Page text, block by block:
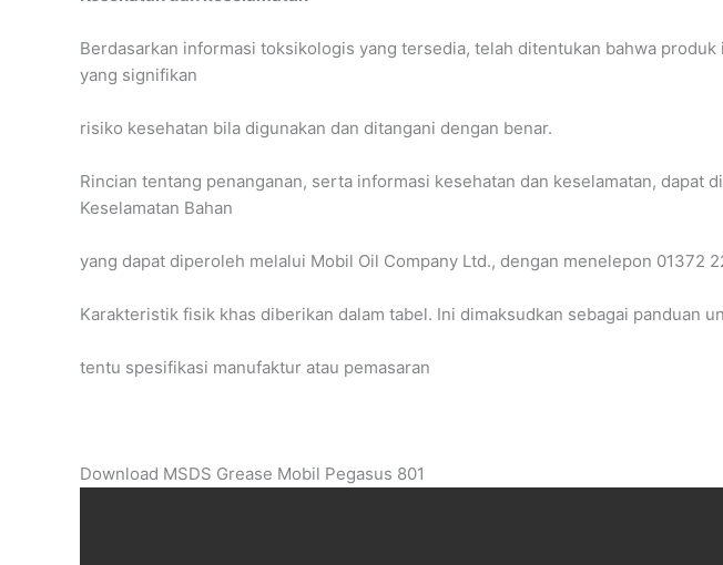
Berdasarkan informasi toksikologis yang tersedia, telah ditentukan bahwa
yang signifikan
risiko kesehatan bila digunakan dan ditangani dengan benar.
Rincian tentang penanganan, serta informasi kesehatan dan keselamatan, dapat
Keselamatan Bahan
yang dapat diperoleh melalui Mobil Oil Company Ltd., dengan menelepon 01372
Karakteristik fisik khas diberikan dalam tabel. Ini dimaksudkan sebagai panduan
tentu spesifikasi manufaktur atau pemasaran
Download MSDS Grease Mobil Pegasus 801